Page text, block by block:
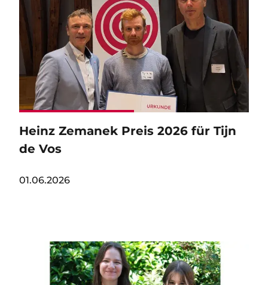
Heinz Zemanek Preis 2026 für Tijn
de Vos
01.06.2026
Image